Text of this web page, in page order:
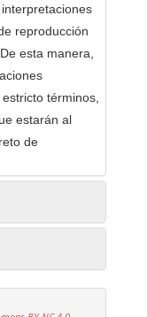
reproducción
esta manera,
términos,
estarán al
de